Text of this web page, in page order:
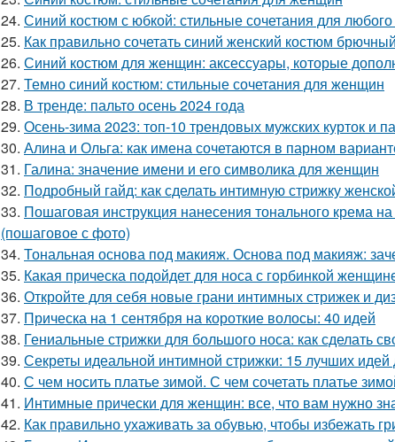
24. Синий костюм с юбкой: стильные сочетания для любого
25. Как правильно сочетать синий женский костюм
26. Синий костюм для женщин: аксессуары, которые
27. Темно синий костюм: стильные сочетания для женщин
28. В тренде: пальто осень 2024 года
29. Осень-зима 2023: топ-10 трендовых мужских курток и
30. Алина и Ольга: как имена сочетаются в парном
31. Галина: значение имени и его символика для женщин
32. Подробный гайд: как сделать интимную стрижку
33. Пошаговая инструкция нанесения тонального крема
(пошаговое с фото)
34. Тональная основа под макияж. Основа под макияж:
35. Какая прическа подойдет для носа с горбинкой
36. Откройте для себя новые грани интимных стрижек и
37. Прическа на 1 сентября на короткие волосы: 40 идей
38. Гениальные стрижки для большого носа: как сделать
39. Секреты идеальной интимной стрижки: 15 лучших
40. С чем носить платье зимой. С чем сочетать платье
41. Интимные прически для женщин: все, что вам нужно
42. Как правильно ухаживать за обувью, чтобы избежать